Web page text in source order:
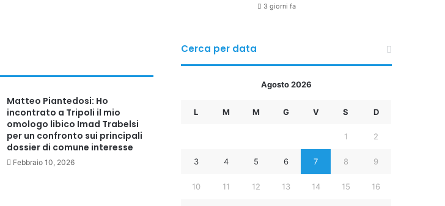
Matteo Piantedosi: Ho
incontrato a Tripoli il mio
omologo libico Imad Trabelsi
per un confronto sui principali
dossier di comune interesse
Febbraio 10, 2026
3 giorni fa
Cerca per data
Agosto 2026
L M M G V S D
1 2
3 4 5 6 7 8 9
10 11 12 13 14 15 16